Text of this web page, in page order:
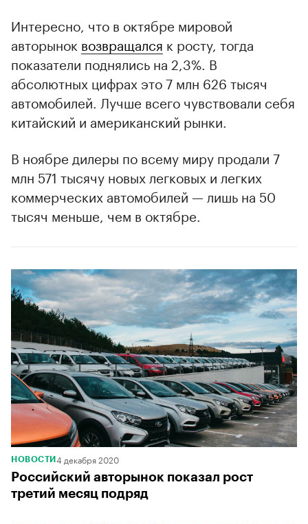
Интересно, что в октябре мировой
авторынок возвращался к росту, тогда
показатели поднялись на 2,3%. В
абсолютных цифрах это 7 млн 626 тысяч
автомобилей. Лучше всего чувствовали себя
китайский и американский рынки.
В ноябре дилеры по всему миру продали 7
млн 571 тысячу новых легковых и легких
коммерческих автомобилей — лишь на 50
тысяч меньше, чем в октябре.
НОВОСТИ 4 декабря 2020
Российский авторынок показал рост
третий месяц подряд